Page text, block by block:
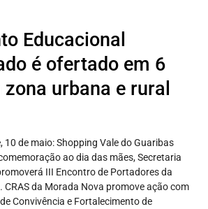
Educacional
é ofertado em 6
urbana e rural
10 de maio: Shopping Vale do Guaribas
ao dia das mães, Secretaria
III Encontro de Portadores da
CRAS da Morada Nova promove ação com
Convivência e Fortalecimento de